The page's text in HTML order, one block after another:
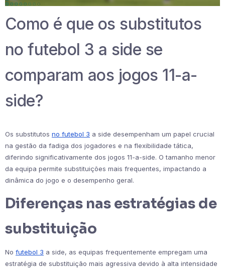
Como é que os substitutos
no futebol 3 a side se
comparam aos jogos 11-a-
side?
Os substitutos no futebol 3 a side desempenham um papel crucial
na gestão da fadiga dos jogadores e na flexibilidade tática,
diferindo significativamente dos jogos 11-a-side. O tamanho menor
da equipa permite substituições mais frequentes, impactando a
dinâmica do jogo e o desempenho geral.
Diferenças nas estratégias de
substituição
No futebol 3 a side, as equipas frequentemente empregam uma
estratégia de substituição mais agressiva devido à alta intensidade